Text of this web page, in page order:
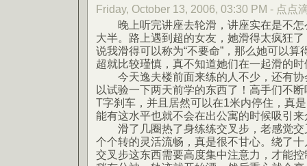
Friday, October 13, 2006, 03:30 PM - 点点
晚上听完讲座去轮滑，讲座实在是不怎
大半。路上遇到超的女友，她滑得太疯狂
说我滑得可以称为“不要命”，那么她可以算
超就比较瑾慎，真不知道她们在一起滑的
今天逸夫楼前面来练的人不少，还有协
以试验一下两天前学的东西了！高手们不
T字刹车，并且居然可以在1米内停住，真
能有这水平也就不会在出公寓的时候吸引
滑了几圈热了身练练交叉步，老感觉交
个个转的灵活流畅，真是很不甘心。绕了
交叉步这东西需要高度集中注意力，才能